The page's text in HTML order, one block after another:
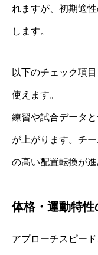
れますが、初期適
します。
以下のチェック項
使えます。
練習や試合データ
が上がります。チ
の高い配置転換が進
体格・運動特性
アプローチスピー